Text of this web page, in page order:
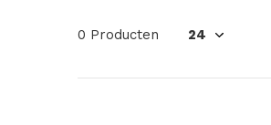
0 Producten